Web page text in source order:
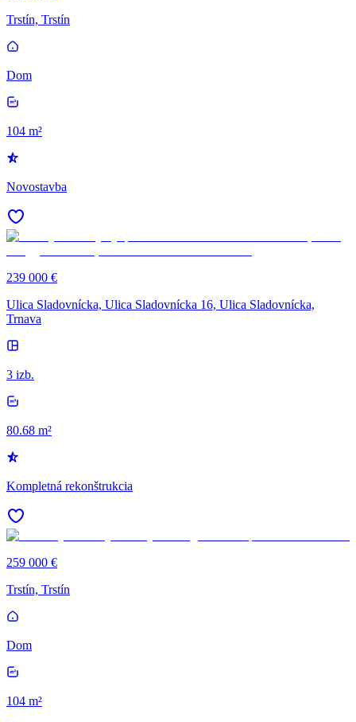
Trstín, Trstín
Dom
104 m²
Novostavba
239 000 €
Ulica Sladovnícka, Ulica Sladovnícka 16, Ulica Sladovnícka,
Trnava
3 izb.
80.68 m²
Kompletná rekonštrukcia
259 000 €
Trstín, Trstín
Dom
104 m²